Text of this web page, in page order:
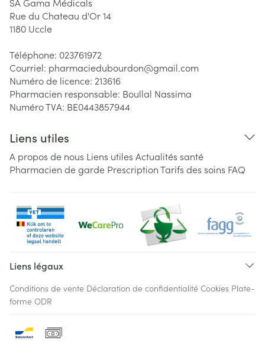
Rue du Chateau d'Or 14
1180 Uccle
Téléphone: 023761972
Courriel: pharmaciedubourdon@gmail.com
Numéro de licence: 213616
Pharmacien responsable: Boullal Nassima
Numéro TVA: BE0443857944
Liens utiles
A propos de nous Liens utiles Actualités santé
Pharmacien de garde PrescriptionTarifs des soins FAQ
Liens légaux
Conditions de vente Déclaration de confidentialité Cookies Plate-
forme ODR